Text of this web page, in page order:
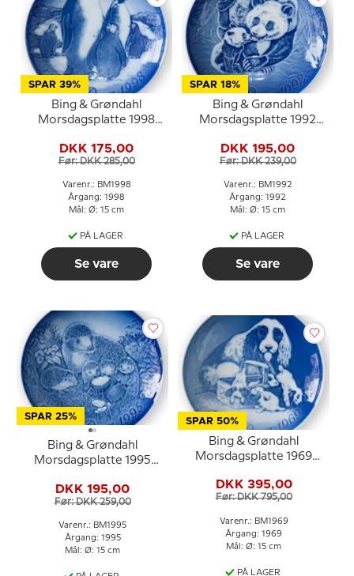
SPAR 39%
Bing & Grøndahl
Morsdagsplatte 1998
DKK 175,00
Før: DKK 285,00
Varenr.: BM1998
Årgang: 1998
Mål: Ø: 15 cm
PÅ LAGER
Se vare
SPAR 18%
Bing & Grøndahl
Morsdagsplatte 1992
DKK 195,00
Før: DKK 239,00
Varenr.: BM1992
Årgang: 1992
Mål: Ø: 15 cm
PÅ LAGER
Se vare
SPAR 25%
Bing & Grøndahl
Morsdagsplatte 1995
DKK 195,00
Før: DKK 259,00
Varenr.: BM1995
Årgang: 1995
Mål: Ø: 15 cm
SPAR 50%
Bing & Grøndahl
Morsdagsplatte 1969
hvalpe
DKK 395,00
Før: DKK 795,00
Varenr.: BM1969
Årgang: 1969
Mål: Ø: 15 cm
PÅ LAGER